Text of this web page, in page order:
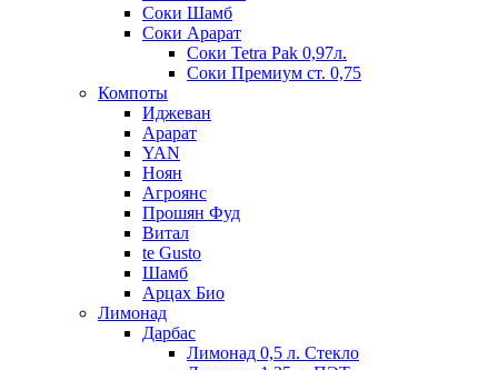
Соки Шамб
Соки Арарат
Соки Tetra Pak 0,97л.
Соки Премиум ст. 0,75
Компоты
Иджеван
Арарат
YAN
Ноян
Агроянс
Прошян Фуд
Витал
te Gusto
Шамб
Арцах Био
Лимонад
Дарбас
Лимонад 0,5 л. Стекло